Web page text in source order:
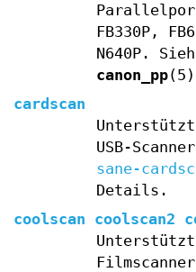
FB330P,
N640P.
canon_pp
cardscan
Unterstützt
USB-
sane-
Details.
coolscan coolscan2
Unterstützt